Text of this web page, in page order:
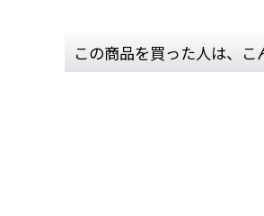
この商品を買った人は、